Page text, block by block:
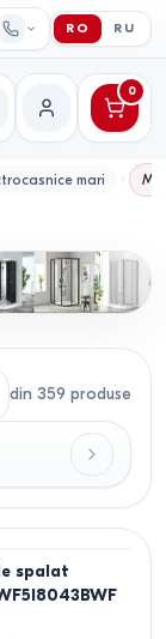
RO RU
Contul meu
0
mari
din 359 produse
spalat